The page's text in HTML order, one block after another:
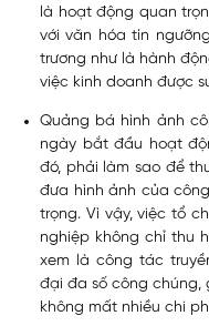
là hoạt động quan
với văn hóa tín
trương như là hành
việc kinh doanh được
Quảng bá hình ảnh
ngày bắt đầu hoạt
đó, phải làm sao để
đưa hình ảnh của
trọng. Vì vậy, việc tổ
nghiệp không chỉ thu
xem là công tác
đại đa số công chúng,
không mất nhiều chi